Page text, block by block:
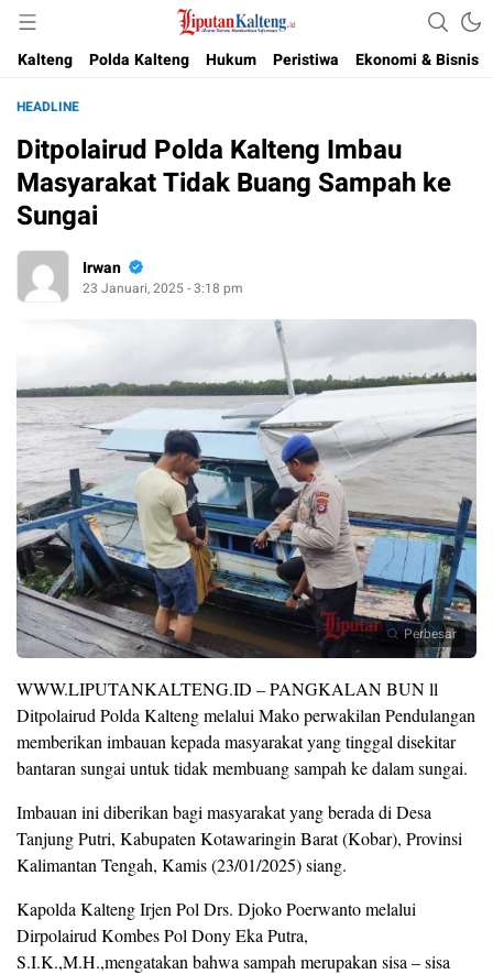
Liputan Kalteng
Akurat, Terpercaya & Independent
Kalteng
Polda Kalteng Hukum Peristiwa Ekonomi & Bisnis
HEADLINE
Ditpolairud Polda Kalteng Imbau
Masyarakat Tidak Buang Sampah ke
Sungai
Irwan
23 Januari, 2025 - 3:18 pm
Perbesar
WWW.LIPUTANKALTENG.ID – PANGKALAN BUN ll
Ditpolairud Polda Kalteng melalui Mako perwakilan Pendulangan
memberikan imbauan kepada masyarakat yang tinggal disekitar
bantaran sungai untuk tidak membuang sampah ke dalam sungai.
Imbauan ini diberikan bagi masyarakat yang berada di Desa
Tanjung Putri, Kabupaten Kotawaringin Barat (Kobar), Provinsi
Kalimantan Tengah, Kamis (23/01/2025) siang.
Kapolda Kalteng Irjen Pol Drs. Djoko Poerwanto melalui
Dirpolairud Kombes Pol Dony Eka Putra,
S.I.K.,M.H.,mengatakan bahwa sampah merupakan sisa – sisa